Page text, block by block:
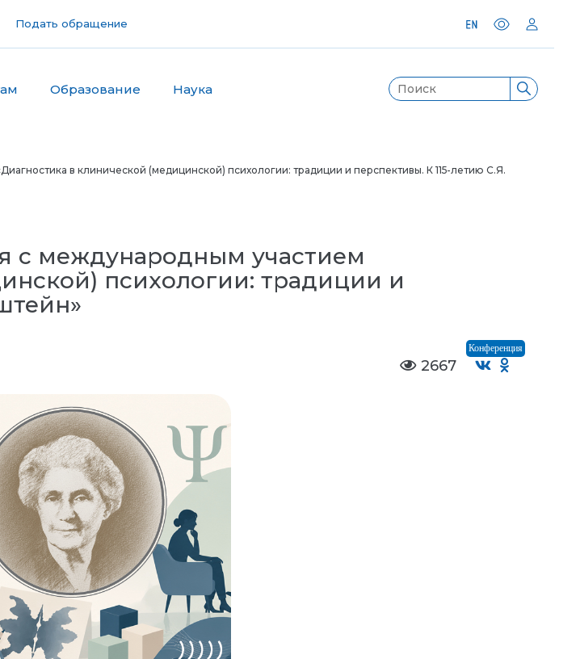
Подать обращение
Образование Наука
в клинической (медицинской) психологии: традиции и перспективы. К 115-летию С.Я.
с международным участием
психологии: традиции и
Конференция
2667